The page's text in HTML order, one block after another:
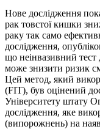
Нове дослідження
рак товстої кишки
раку так само
дослідження,
що неінвазивний тест
може знизити ризик
Цей метод, який
(FIT), був оцінений
Університету штату
дослідження, яке
(випорожнень) на